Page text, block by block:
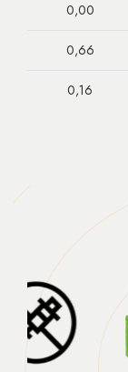
0,00
0,66
0,16